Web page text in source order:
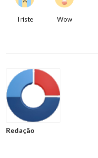
Triste Wow
Redação